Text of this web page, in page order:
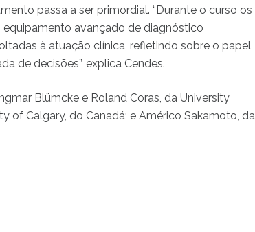
passa a ser primordial. “Durante o curso os
avançado de diagnóstico
à atuação clínica, refletindo sobre o papel
de decisões”, explica Cendes.
Blümcke e Roland Coras, da University
of Calgary, do Canadá; e Américo Sakamoto, da